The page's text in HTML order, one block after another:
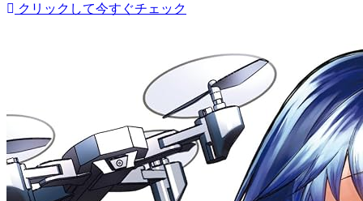
クリックして今すぐチェック